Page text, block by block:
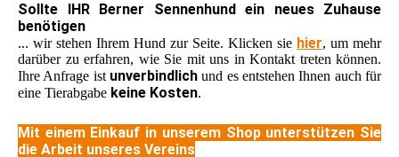
Sollte IHR Berner Sennenhund ein neues Zuhause
benötigen
... wir stehen Ihrem Hund zur Seite. Klicken sie hier, um mehr
darüber zu erfahren, wie Sie mit uns in Kontakt treten können.
Ihre Anfrage ist unverbindlich und es entstehen Ihnen auch für
eine Tierabgabe keine Kosten.
Mit einem Einkauf in unserem Shop unterstützen Sie
die Arbeit unseres Vereins